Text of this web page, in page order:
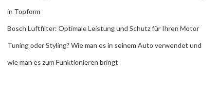
in Topform
Bosch Luftfilter: Optimale Leistung und Schutz für Ihren Motor
Tuning oder Styling? Wie man es in seinem Auto verwendet und
wie man es zum Funktionieren bringt